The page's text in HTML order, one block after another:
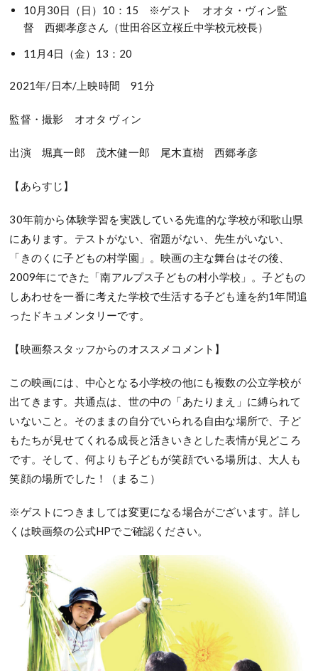
10 月 30日（日） 10 ： 15 ※ゲスト オオタ・ヴィン監
督 西郷孝彦さん（世田谷区立桜丘中学校元校長）
11 月4日（金） 13 ： 20
2021年/日本/ 上映時間91分
監督・撮影 オオタ ヴィン
出演 堀真一郎 茂木健一郎 尾木直樹 西郷孝彦
【あらすじ】
30年前から体験学習を実践している先進的な学校が和歌山県
にあります。テストがない、宿題がない、先生がいない、
「きのくに子どもの村学園」。映画の主な舞台はその後、
2009年にできた「南アルプス子どもの村小学校」。子どもの
しあわせを一番に考えた学校で生活する子ども達を約1年間追
ったドキュメンタリーです。
【映画祭スタッフからのオススメコメント】
この映画には、中心となる小学校の他にも複数の公立学校が
出てきます。共通点は、世の中の「あたりまえ」に縛られて
いないこと。そのままの自分でいられる自由な場所で、子ど
もたちが見せてくれる成長と活きいきとした表情が見どころ
です。そして、何よりも子どもが笑顔でいる場所は、大人も
笑顔の場所でした！（まるこ）
※ゲストにつきましては変更になる場合がございます。詳し
くは映画祭の公式HPでご確認ください。